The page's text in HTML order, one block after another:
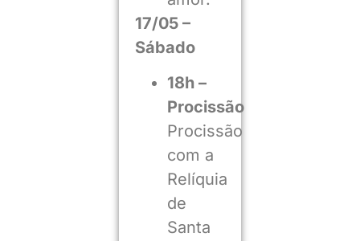
17/05 –
Sábado
18h –
Procissão
Procissão
com a
Relíquia
de
Santa